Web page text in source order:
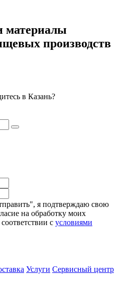
материалы
производств
в Казань?
я подтверждаю свою
на обработку моих
с условиями
Услуги Сервисный центр